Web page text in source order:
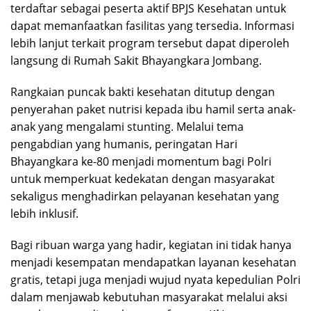
terdaftar sebagai peserta aktif BPJS Kesehatan untuk
dapat memanfaatkan fasilitas yang tersedia. Informasi
lebih lanjut terkait program tersebut dapat diperoleh
langsung di Rumah Sakit Bhayangkara Jombang.
Rangkaian puncak bakti kesehatan ditutup dengan
penyerahan paket nutrisi kepada ibu hamil serta anak-
anak yang mengalami stunting. Melalui tema
pengabdian yang humanis, peringatan Hari
Bhayangkara ke-80 menjadi momentum bagi Polri
untuk memperkuat kedekatan dengan masyarakat
sekaligus menghadirkan pelayanan kesehatan yang
lebih inklusif.
Bagi ribuan warga yang hadir, kegiatan ini tidak hanya
menjadi kesempatan mendapatkan layanan kesehatan
gratis, tetapi juga menjadi wujud nyata kepedulian Polri
dalam menjawab kebutuhan masyarakat melalui aksi